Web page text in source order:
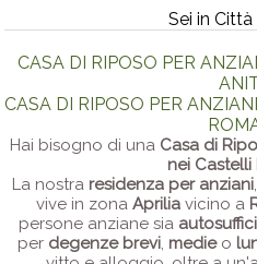
Sei in
CASA DI RIPOSO PER
CASA DI RIPOSO PER
Hai bisogno di una Casa di
nei Castelli
La nostra residenza per anziani
vive in zonaApriliavicino a
persone anziane sia
per degenze brevi, medieo